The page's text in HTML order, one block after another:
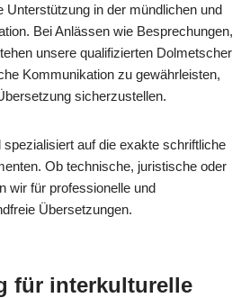
Unterstützung in der mündlichen und
Bei Anlässen wie Besprechungen,
unsere qualifizierten Dolmetscher
Kommunikation zu gewährleisten,
sicherzustellen.
auf die exakte schriftliche
Ob technische, juristische oder
wir für professionelle und
Übersetzungen.
für interkulturelle